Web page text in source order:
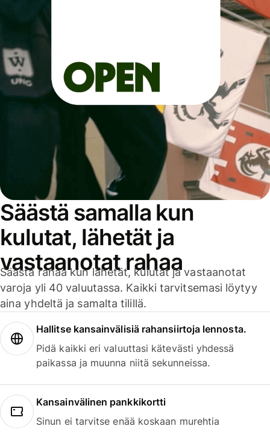
Säästä samalla kun
kulutat, lähetät ja
vastaanotat rahaa
Säästä rahaa kun lähetät, kulutat ja vastaanotat
varoja yli 40 valuutassa. Kaikki tarvitsemasi löytyy
aina yhdeltä ja samalta tilillä.
Hallitse kansainvälisiä rahansiirtoja lennosta.
Pidä kaikki eri valuuttasi kätevästi yhdessä
paikassa ja muunna niitä sekunneissa.
Kansainvälinen pankkikortti
Sinun ei tarvitse enää koskaan murehtia